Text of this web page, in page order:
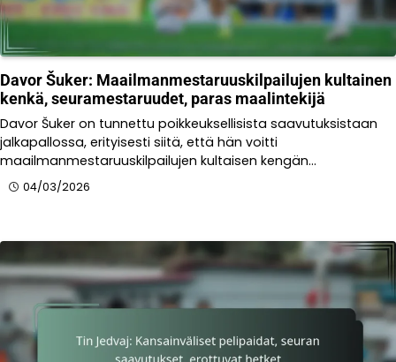
Davor Šuker: Maailmanmestaruuskilpailujen kultainen
kenkä, seuramestaruudet, paras maalintekijä
Davor Šuker on tunnettu poikkeuksellisista saavutuksistaan
jalkapallossa, erityisesti siitä, että hän voitti
maailmanmestaruuskilpailujen kultaisen kengän…
04/03/2026